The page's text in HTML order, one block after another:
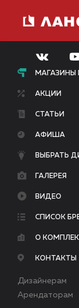
МАГАЗИНЫ
АКЦИИ
СТАТЬИ
АФИША
ВЫБРАТЬ
ГАЛЕРЕЯ
ВИДЕО
СПИСОК
О
КОНТАКТЫ
Дизайнерам
Арендаторам